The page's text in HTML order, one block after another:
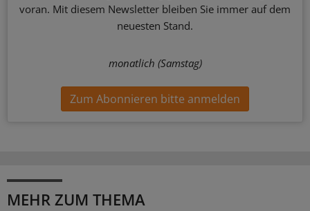
voran. Mit diesem Newsletter bleiben Sie immer auf dem
neuesten Stand.
monatlich (Samstag)
Zum Abonnieren bitte anmelden
MEHR ZUM THEMA